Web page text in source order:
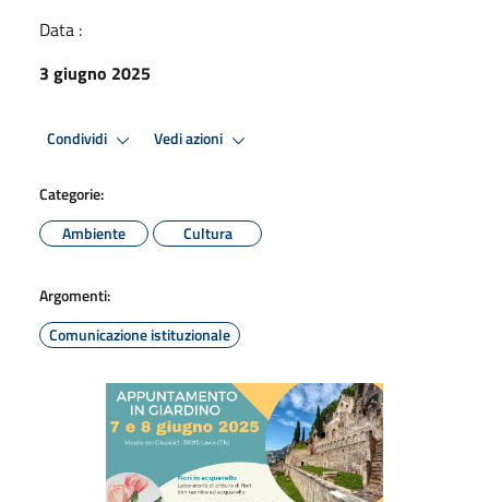
Data :
3 giugno 2025
Condividi Vedi azioni
Categorie:
Ambiente
Cultura
Argomenti:
Comunicazione istituzionale